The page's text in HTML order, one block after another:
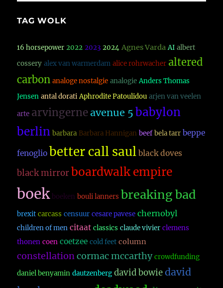
TAG WOLK
16 horsepower 2022 2023 2024 Agnes Varda AI albert
cossery alex van warmerdam alice rohrwacher altered
carbon analoge nostalgie analogie Anders Thomas
Jensen antal dorati Aphrodite Patoulidou arjen van veelen
arte arvingerne avenue 5 babylon
berlin barbara Barbara Hannigan beef bela tarr beppe
fenoglio better call saul black doves
black mirror boardwalk empire
boek boeken bouli lanners breaking bad
brexit carcass censuur cesare pavese chernobyl
children of men citaat classics claude vivier clemens
thonen coen coetzee cold feet column
constellationcormac mccarthy crowdfunding
daniel benyamin dautzenberg david bowie david